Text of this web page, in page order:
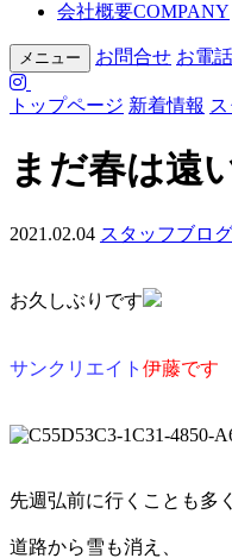
会社概要COMPANY
メニュー お問合せ お電話
トップページ 新着情報
まだ春は遠
2021.02.04 スタッフブログ
お久しぶりです
サンクリエイト 伊藤です
先週弘前に行くことも多
道路から雪も消え、